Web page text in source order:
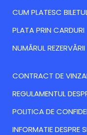
CUM PLATESC
PLATA PRIN CARDURI
NUMĂRUL
CONTRACT DE
REGULAMENTUL
POLITICA DE
INFORMATIE DESPRE